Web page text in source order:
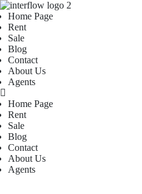
Home Page
Rent
Sale
Blog
Contact
About Us
Agents
Home Page
Rent
Sale
Blog
Contact
About Us
Agents